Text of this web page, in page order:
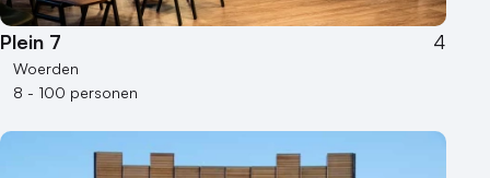
Plein 7 4
Woerden
8 - 100 personen